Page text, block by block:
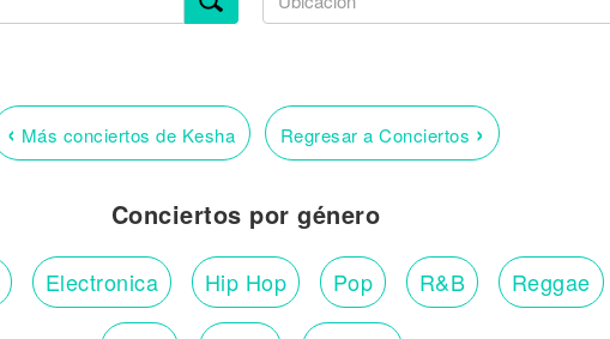
‹ Más conciertos de Kesha Regresar a Conciertos ›
Conciertos por género
Electronica Hip Hop Pop R&B Reggae